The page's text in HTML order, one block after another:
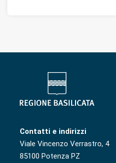
Contatti e indirizzi
Viale Vincenzo Verrastro, 4
85100 Potenza PZ